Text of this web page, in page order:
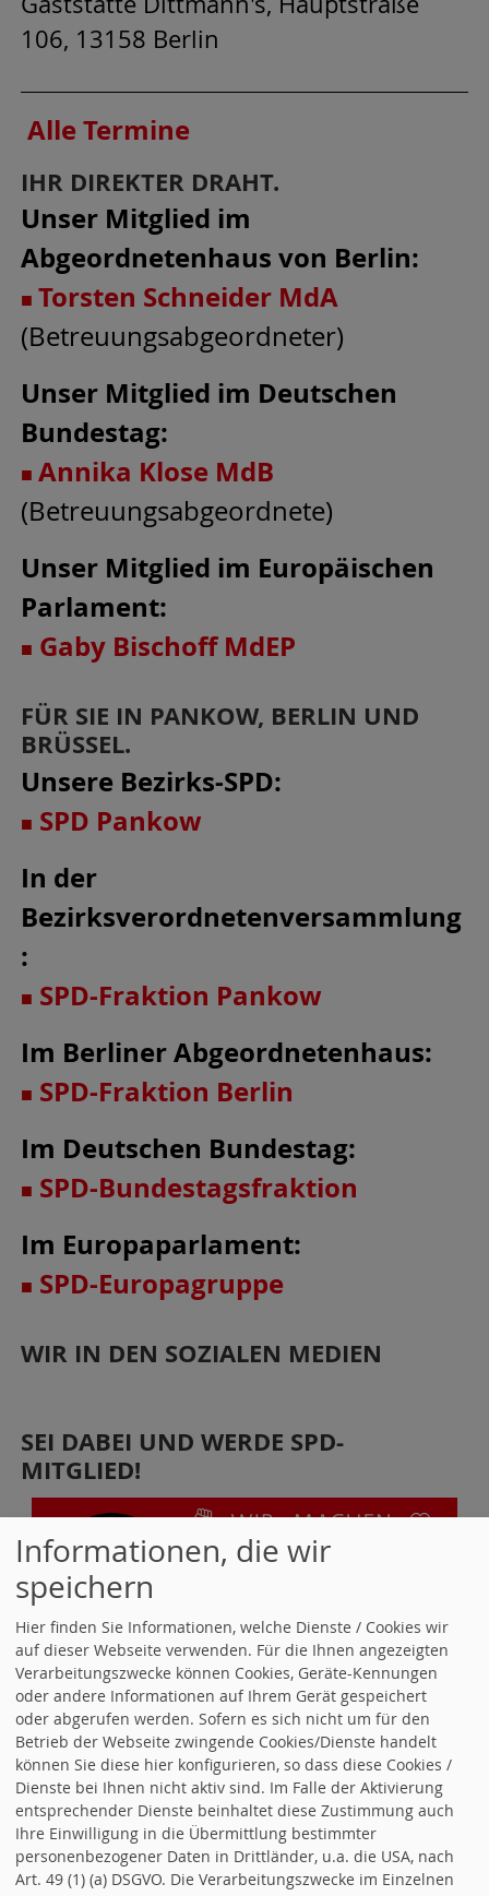
106, 13158 Berlin
Alle Termine
IHR DIREKTER DRAHT.
Unser Mitglied im
Abgeordnetenhaus von Berlin:
■ Torsten Schneider MdA
(Betreuungsabgeordneter)
Unser Mitglied im Deutschen
Bundestag:
■ Annika Klose MdB
(Betreuungsabgeordnete)
Unser Mitglied im Europäischen
Parlament:
■ Gaby Bischoff MdEP
FÜR SIE IN PANKOW, BERLIN UND
BRÜSSEL.
Unsere Bezirks-SPD:
■ SPD Pankow
In der
Bezirksverordnetenversammlung
:
■ SPD-Fraktion Pankow
Im Berliner Abgeordnetenhaus:
■ SPD-Fraktion Berlin
Im Deutschen Bundestag:
■ SPD-Bundestagsfraktion
Im Europaparlament:
■ SPD-Europagruppe
WIR IN DEN SOZIALEN MEDIEN
SEI DABEI UND WERDE SPD-
MITGLIED!
UNSERE NACHBARN IM PANKOWER
NORDEN
Informationen, die wir
speichern
Hier finden Sie Informationen, welche Dienste / Cookies wir
auf dieser Webseite verwenden. Für die Ihnen angezeigten
Verarbeitungszwecke können Cookies, Geräte-Kennungen
oder andere Informationen auf Ihrem Gerät gespeichert
oder abgerufen werden. Sofern es sich nicht um für den
Betrieb der Webseite zwingende Cookies/Dienste handelt
können Sie diese hier konfigurieren, so dass diese Cookies /
Dienste bei Ihnen nicht aktiv sind. Im Falle der Aktivierung
entsprechender Dienste beinhaltet diese Zustimmung auch
Ihre Einwilligung in die Übermittlung bestimmter
personenbezogener Daten in Drittländer, u.a. die USA, nach
Art. 49 (1) (a) DSGVO. Die Verarbeitungszwecke im Einzelnen